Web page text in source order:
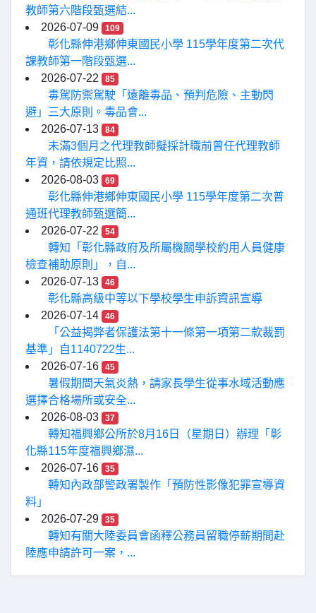
教師第六階段甄選結...
2026-07-09
109
彰化縣伸港鄉伸東國民小學 115學年度第二次代
課教師第一階段甄選...
2026-07-22
85
毒駕防禦駕駛「遠離毒品、預判危險、主動閃
避」三大原則。毒品會...
2026-07-13
84
未滿3個月之代理教師擬採計職前曾任代理教師
年資，請依規定比照...
2026-08-03
69
彰化縣伸港鄉伸東國民小學 115學年度第二次普
通班代理教師甄選簡...
2026-07-22
54
轉知「彰化縣政府及所屬機關學校約用人員健康
檢查補助原則」，自...
2026-07-13
46
彰化縣高級中等以下學校學生申訴資訊宣導
2026-07-14
46
「公益揭弊者保護法第十一條第一項第二款裁罰
基準」自1140722生...
2026-07-16
45
暑假期間天氣炎熱，請家長學生從事水域活動應
選擇合格場所或安全...
2026-08-03
37
轉知福興鄉公所於8月16日（星期日）辦理「彰
化縣115年度福興鄉濕...
2026-07-16
35
轉知內政部警政署製作「預防性影像犯罪宣導資
料」
2026-07-29
35
轉知有關大陸委員會函釋公務員留職停薪期間赴
陸應申請許可一案，...